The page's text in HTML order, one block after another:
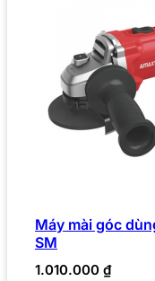
Máy mài góc
SM
1.010.000 ₫